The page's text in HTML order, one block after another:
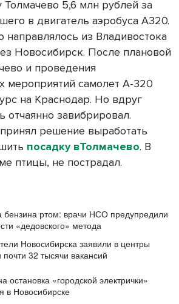
Толмачево 5,6 млн рублей за
в двигатель аэробуса А320.
направлялось из Владивостока
Новосибирск. После плановой
и проведения
мероприятий самолет А-320
на Краснодар. Но вдруг
отчаянно завибрировал.
решение выработать
посадку вТолмачево. В
птицы, не пострадал.
бензина ртом: врачи НСО предупредили
«дедовского» метода
Новосибирска заявили в центры
почти 32 тысячи вакансий
остановка «городской электрички»
в Новосибирске